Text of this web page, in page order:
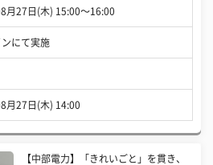
月27日(木) 15:00〜16:00
にて実施
月27日(木) 14:00
【中部電力】「きれいごと」を貫き、